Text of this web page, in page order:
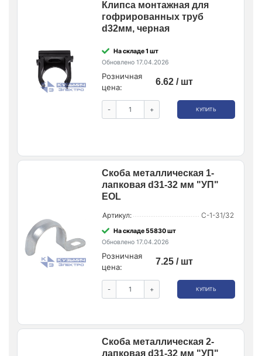
Клипса монтажная для
гофрированных труб
d32мм, черная
На складе 1 шт
Обновлено 17.04.2026
Розничная
цена:
6.62 / шт
- + КУПИТЬ
Скоба металлическая 1-
лапковая d31-32 мм "УП"
EOL
Артикул: С-1-31/32
На складе 55830 шт
Обновлено 17.04.2026
Розничная
цена:
7.25 / шт
- + КУПИТЬ
Скоба металлическая 2-
лапковая d31-32 мм "УП"